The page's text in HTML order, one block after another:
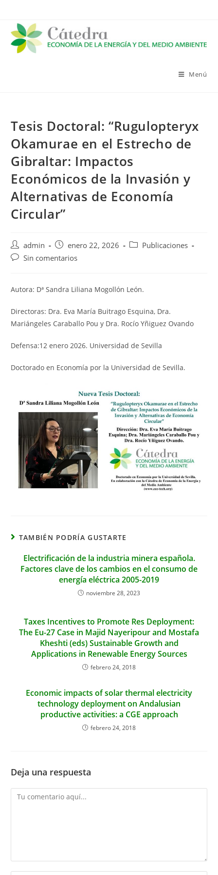
contenido
Menú
Tesis Doctoral: “Rugulopteryx
Okamurae en el Estrecho de
Gibraltar: Impactos
Económicos de la Invasión y
Alternativas de Economía
Circular”
Autor
de
admin
Publicación
de
enero 22, 2026
Categoría
Publicaciones
Comentarios
entrada:
Sin comentarios
Autora: Dª Sandra Liliana Mogollón León.
Directoras: Dra. Eva María Buitrago Esquina, Dra.
Mariángeles Caraballo Pou y Dra. Rocío Yñiguez Ovando
Defensa:12 enero 2026. Universidad de Sevilla
Doctorado en Economía por la Universidad de Sevilla.
TAMBIÉN PODRÍA GUSTARTE
Electrificación de la industria minera española.
Factores clave de los cambios en el consumo de
energía eléctrica 2005-2019
noviembre 28, 2023
Taxes Incentives to Promote Res Deployment:
The Eu-27 Case in Majid Nayeripour and Mostafa
Kheshti (eds) Sustainable Growth and
Applications in Renewable Energy Sources
febrero 24, 2018
Economic impacts of solar thermal electricity
technology deployment on Andalusian
productive activities: a CGE approach
febrero 24, 2018
Deja una respuesta
Comentario